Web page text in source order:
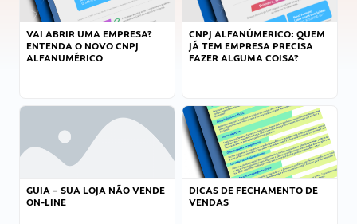
VAI ABRIR UMA EMPRESA?
ENTENDA O NOVO CNPJ
ALFANUMÉRICO
CNPJ ALFANÚMERICO: QUEM
JÁ TEM EMPRESA PRECISA
FAZER ALGUMA COISA?
GUIA – SUA LOJA NÃO VENDE
ON-LINE
DICAS DE FECHAMENTO DE
VENDAS